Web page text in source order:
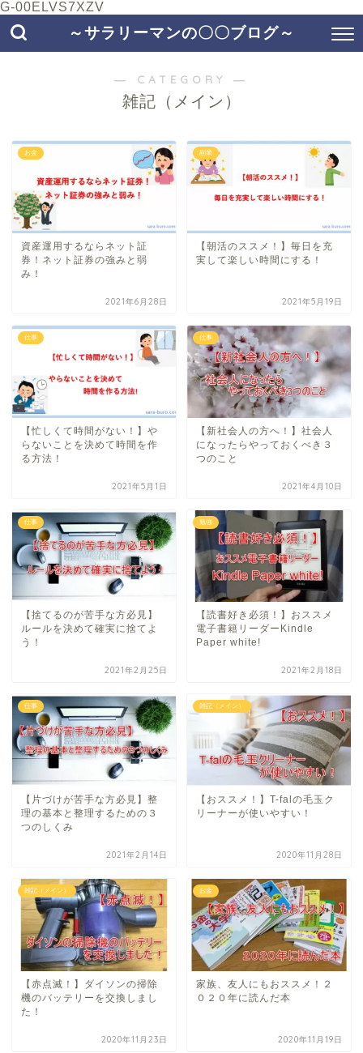
G-00ELVS7XZV
～サラリーマンの〇〇ブログ～
― CATEGORY ―
雑記（メイン）
お金
資産運用するならネット証
券！ネット証券の強みと弱
み！
2021年6月28日
副業
【朝活のススメ！】毎日を充
実して楽しい時間にする！
2021年5月19日
仕事
【忙しくて時間がない！】や
らないことを決めて時間を作
る方法！
2021年5月1日
仕事
【新社会人の方へ！】社会人
になったらやっておくべき３
つのこと
2021年4月10日
仕事
【捨てるのが苦手な方必見】
ルールを決めて確実に捨てよ
う！
2021年2月25日
勉強
【読書好き必須！】おススメ
電子書籍リーダーKindle
Paper white!
2021年2月18日
仕事
【片づけが苦手な方必見】整
理の基本と整理するための３
つのしくみ
2021年2月14日
雑記（メイン）
【おススメ！】T-falの毛玉ク
リーナーが使いやすい！
2020年11月28日
雑記（メイン）
【赤点滅！】ダイソンの掃除
機のバッテリーを交換しまし
た！
2020年11月23日
お金
家族、友人にもおススメ！２
０２０年に読んだ本
2020年11月19日